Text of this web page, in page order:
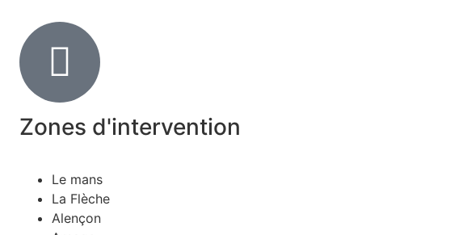
Zones d'intervention
Le mans
La Flèche
Alençon